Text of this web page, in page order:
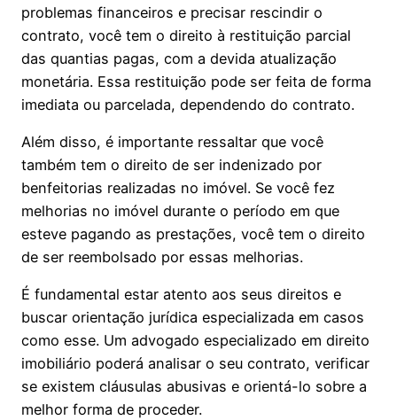
problemas financeiros e precisar rescindir o
contrato, você tem o direito à restituição parcial
das quantias pagas, com a devida atualização
monetária. Essa restituição pode ser feita de forma
imediata ou parcelada, dependendo do contrato.
Além disso, é importante ressaltar que você
também tem o direito de ser indenizado por
benfeitorias realizadas no imóvel. Se você fez
melhorias no imóvel durante o período em que
esteve pagando as prestações, você tem o direito
de ser reembolsado por essas melhorias.
É fundamental estar atento aos seus direitos e
buscar orientação jurídica especializada em casos
como esse. Um advogado especializado em direito
imobiliário poderá analisar o seu contrato, verificar
se existem cláusulas abusivas e orientá-lo sobre a
melhor forma de proceder.